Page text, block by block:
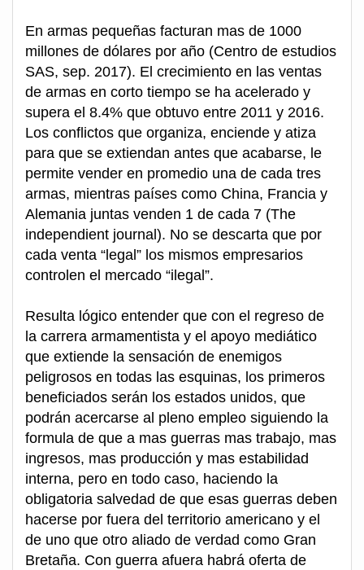
En armas pequeñas facturan mas de 1000
millones de dólares por año (Centro de estudios
SAS, sep. 2017). El crecimiento en las ventas
de armas en corto tiempo se ha acelerado y
supera el 8.4% que obtuvo entre 2011 y 2016.
Los conflictos que organiza, enciende y atiza
para que se extiendan antes que acabarse, le
permite vender en promedio una de cada tres
armas, mientras países como China, Francia y
Alemania juntas venden 1 de cada 7 (The
independient journal). No se descarta que por
cada venta “legal” los mismos empresarios
controlen el mercado “ilegal”.
Resulta lógico entender que con el regreso de
la carrera armamentista y el apoyo mediático
que extiende la sensación de enemigos
peligrosos en todas las esquinas, los primeros
beneficiados serán los estados unidos, que
podrán acercarse al pleno empleo siguiendo la
formula de que a mas guerras mas trabajo, mas
ingresos, mas producción y mas estabilidad
interna, pero en todo caso, haciendo la
obligatoria salvedad de que esas guerras deben
hacerse por fuera del territorio americano y el
de uno que otro aliado de verdad como Gran
Bretaña. Con guerra afuera habrá oferta de